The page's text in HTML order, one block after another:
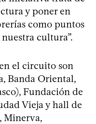
y poner en
como puntos
cultura”.
el circuito son
Banda Oriental,
Fundación de
Vieja y hall de
Minerva,